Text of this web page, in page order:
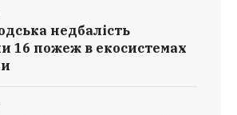
недбалість
16 пожеж в екосистемах